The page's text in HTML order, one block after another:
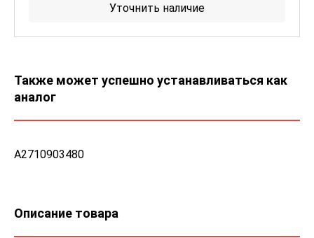
Уточнить наличие
Также может успешно устанавливаться как
аналог
A2710903480
Описание товара